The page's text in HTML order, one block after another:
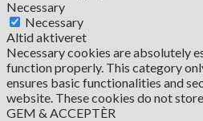
Necessary
Necessary
Altid aktiveret
Necessary cookies are absolutely
function properly. This category
ensures basic functionalities and
website. These cookies do not
GEM & ACCEPTÈR